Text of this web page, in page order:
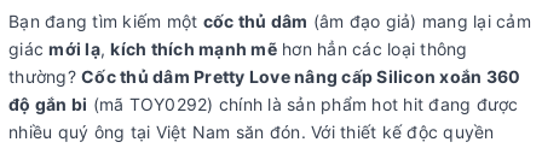
Bạn đang tìm kiếm một cốc thủ dâm (âm đạo giả) mang lại cảm
giácmới lạ,kích thích mạnh mẽhơn hẳn các loại thông
thường? Cốc thủ dâm Pretty Love nâng cấp Silicon xoắn 360
độ gắn bi (mã TOY0292) chính là sản phẩm hot hit đang được
nhiều quý ông tại Việt Nam săn đón. Với thiết kế độc quyền